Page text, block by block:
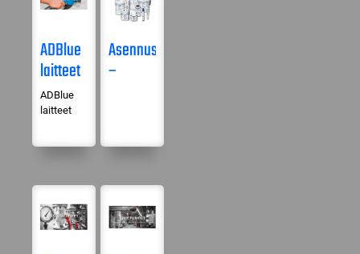
ADBlue
laitteet
ADBlue
laitteet
Asennusrasvat
–